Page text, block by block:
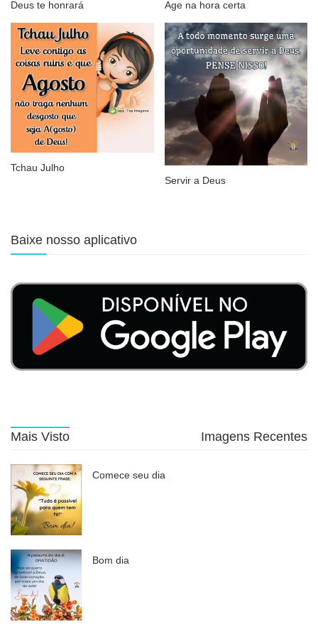
Deus te honrará Age na hora certa
Tchau Julho
Servir a Deus
Baixe nosso aplicativo
Mais Visto Imagens Recentes
Comece seu dia
Bom dia